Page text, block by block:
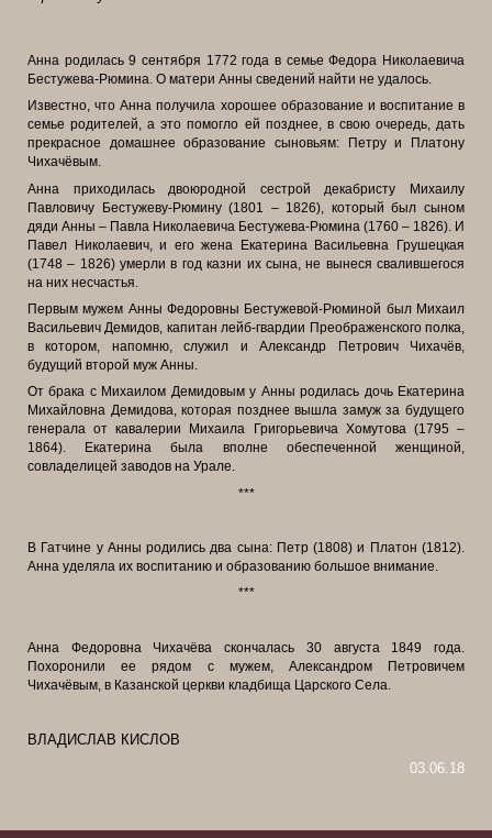
Анна родилась 9 сентября 1772 года в семье Федора Николаевича
Бестужева-Рюмина. О матери Анны сведений найти не удалось.
Известно, что Анна получила хорошее образование и воспитание в
семье родителей, а это помогло ей позднее, в свою очередь, дать
прекрасное домашнее образование сыновьям: Петру и Платону
Чихачёвым.
Анна приходилась двоюродной сестрой декабристу Михаилу
Павловичу Бестужеву-Рюмину (1801 – 1826), который был сыном
дяди Анны – Павла Николаевича Бестужева-Рюмина (1760 – 1826). И
Павел Николаевич, и его жена Екатерина Васильевна Грушецкая
(1748 – 1826) умерли в год казни их сына, не вынеся свалившегося
на них несчастья.
Первым мужем Анны Федоровны Бестужевой-Рюминой был Михаил
Васильевич Демидов, капитан лейб-гвардии Преображенского полка,
в котором, напомню, служил и Александр Петрович Чихачёв,
будущий второй муж Анны.
От брака с Михаилом Демидовым у Анны родилась дочь Екатерина
Михайловна Демидова, которая позднее вышла замуж за будущего
генерала от кавалерии Михаила Григорьевича Хомутова (1795 –
1864). Екатерина была вполне обеспеченной женщиной,
совладелицей заводов на Урале.
***
В Гатчине у Анны родились два сына: Петр (1808) и Платон (1812).
Анна уделяла их воспитанию и образованию большое внимание.
***
Анна Федоровна Чихачёва скончалась 30 августа 1849 года.
Похоронили ее рядом с мужем, Александром Петровичем
Чихачёвым, в Казанской церкви кладбища Царского Села.
ВЛАДИСЛАВ КИСЛОВ
03.06.18